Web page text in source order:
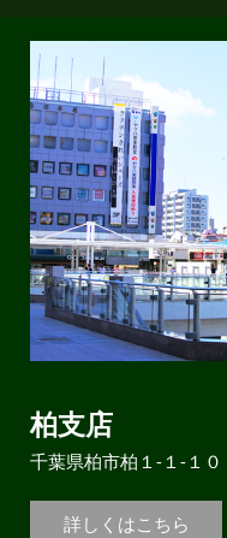
柏支店
千葉県柏市柏１-１-１０
詳しくはこちら